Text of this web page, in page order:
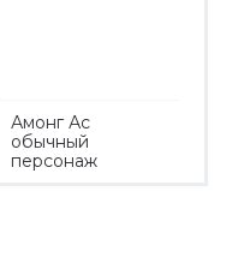
Амонг Ас
обычный
персонаж